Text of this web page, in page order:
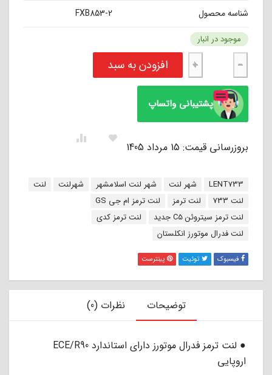
شناسه محصول FXB853-2
موجود در انبار
لنت ترمز جلو سیتروئن C5 جدید فدرال موتورز انگلستان FEDERAL عدد
−
+ افزودن به سبد
پشتیبانی واتساپ
بروزرسانی قیمت: 15 مرداد 1405
برچسب:
LENT733 شهر لنت شهر لنت اسلامشهر شهرلنت
لنت
لنت 733
لنت ترمز
لنت ترمز ام جی GS
لنت ترمز سیتروئن C5 جدید
لنت ترمز کدی
لنت فدرال موتورز انکلستان
فیسبوک توئیت پینترست
توضیحات نظرات (0)
● لنت ترمز فدرال موتورز دارای استاندارد ECE/R90
اروپایی